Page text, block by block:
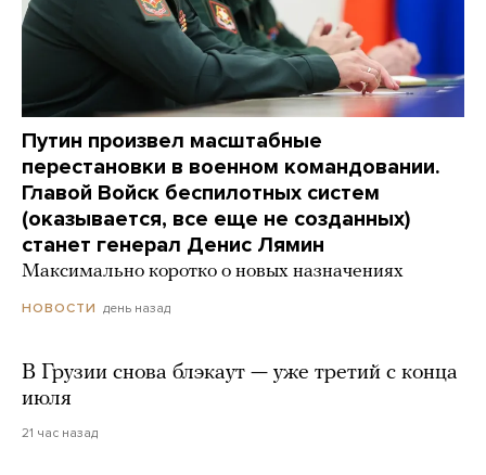
Путин произвел масштабные
перестановки в военном командовании.
Главой Войск беспилотных систем
(оказывается, все еще не созданных)
станет генерал Денис Лямин
Максимально коротко о новых назначениях
НОВОСТИ день назад
В Грузии снова блэкаут — уже третий с конца
июля
21 час назад